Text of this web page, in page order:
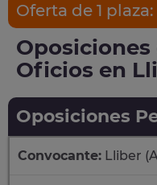
Oferta de 1 plaza:
Oficios en
Oposiciones
Convocante: Lliber